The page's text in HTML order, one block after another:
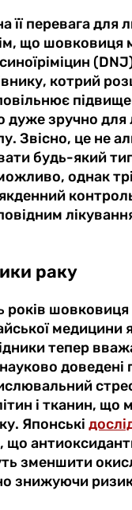
її перевага для
що шовковиця
котрий
дуже зручно для
Звісно, це не
будь-який
однак
контроль
раку
років
медицини
тепер
доведені
і тканин, що
Японські
що
зменшити
знижуючи